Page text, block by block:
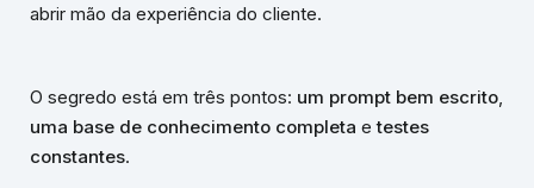
abrir mão da experiência do cliente.
O segredo está em três pontos: um prompt bem escrito,
uma base de conhecimento completa etestes
constantes.